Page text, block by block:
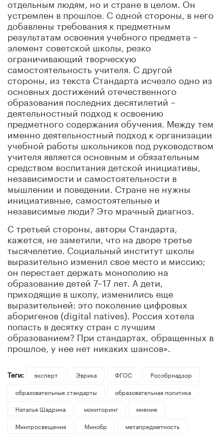
устремлен в прошлое. С одной стороны, в него
добавлены требования к предметным
результатам освоения учебного предмета –
элемент советской школы, резко
ограничивающий творческую
самостоятельность учителя. С другой
стороны, из текста Стандарта исчезло одно из
основных достижений отечественного
образования последних десятилетий –
деятельностный подход к освоению
предметного содержания обучения. Между тем
именно деятельностный подход к организации
учебной работы школьников под руководством
учителя является основным и обязательным
средством воспитания детской инициативы,
независимости и самостоятельности в
мышлении и поведении. Стране не нужны
инициативные, самостоятельные и
независимые люди? Это мрачный диагноз.
С третьей стороны, авторы Стандарта,
кажется, не заметили, что на дворе третье
тысячелетие. Социальный институт школы
выразительно изменил свое место и миссию;
он перестает держать монополию на
образование детей 7–17 лет. А дети,
приходящие в школу, изменились еще
выразительней: это поколение цифровых
аборигенов (digital natives). Россия хотела
попасть в десятку стран с лучшим
образованием? При стандартах, обращенных в
прошлое, у нее нет никаких шансов».
Теги: эксперт Эврика ФГОС
Рособрнадзор
образовательные стандарты
образовательная политика
Наталья Шадрина
мониторинг
мнение
Минпросвещения
Минобр
метапредметность